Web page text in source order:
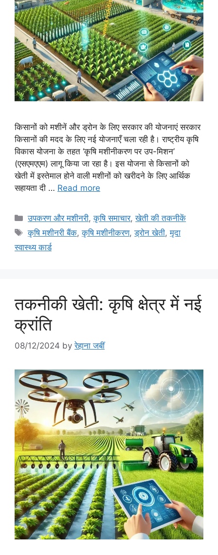
किसानों को मशीनें और ड्रोन के लिए सरकार की योजनाएं सरकार
किसानों की मदद के लिए नई योजनाएँ चला रही है। राष्ट्रीय कृषि
विकास योजना के तहत ‘कृषि मशीनीकरण पर उप-मिशन’
(एसएमएएम) लागू किया जा रहा है। इस योजना से किसानों को
खेती में इस्तेमाल होने वाली मशीनों को खरीदने के लिए आर्थिक
सहायता दी … Read more
उपकरण और मशीनरी,कृषि समाचार,खेती की तकनीकें
कृषि मशीनरी बैंक,कृषि मशीनीकरण,ड्रोन खेती,मृदा
स्वास्थ्य कार्ड
तकनीकी खेती: कृषि क्षेत्र में नई
क्रांति
08/12/2024 byरेहाना जबीं